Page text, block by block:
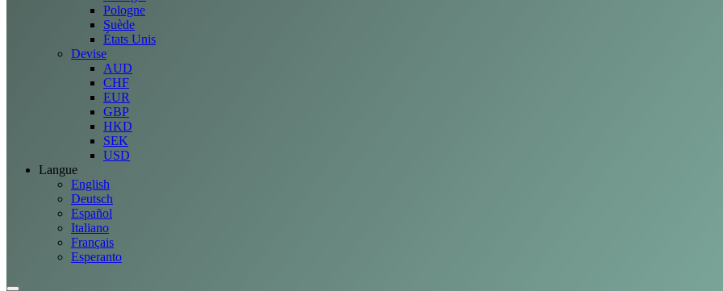
Pologne
Suède
États Unis
Devise
AUD
CHF
EUR
GBP
HKD
SEK
USD
Langue
English
Deutsch
Español
Italiano
Français
Esperanto